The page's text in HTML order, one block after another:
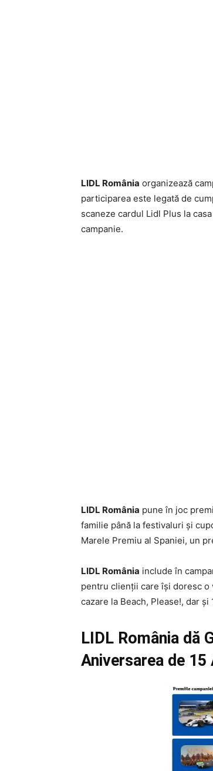
LIDL România organizează
participarea este legată de
scaneze cardul Lidl Plus la
campanie.
LIDL România pune în joc
familie până la festivaluri și
Marele Premiu al Spaniei, un
LIDL România include în
pentru clienții care își doresc o
cazare la Beach, Please!, dar
LIDL România dă
Aniversarea de 15